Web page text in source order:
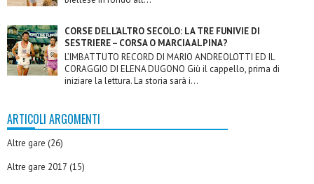
CORSE DELL’ALTRO SECOLO: LA TRE FUNIVIE DI
SESTRIERE – CORSA O MARCIA ALPINA?
L’IMBATTUTO RECORD DI MARIO ANDREOLOTTI ED IL
CORAGGIO DI ELENA DUGONO Giù il cappello, prima di
iniziare la lettura. La storia sarà i...
ARTICOLI ARGOMENTI
Altre gare (26)
Altre gare 2017 (15)